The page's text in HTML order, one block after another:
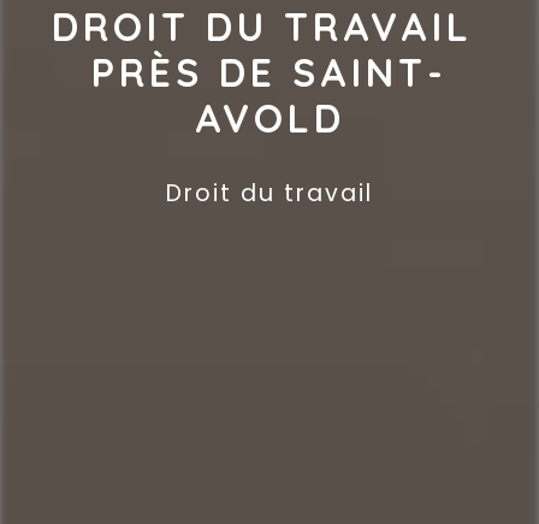
DROIT DU TRAVAIL
PRÈS DE SAINT-
AVOLD
Droit du travail